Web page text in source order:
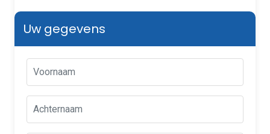
Uw gegevens